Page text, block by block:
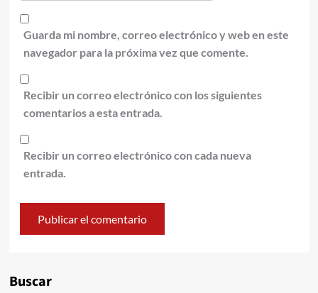
Guarda mi nombre, correo electrónico y web en este
navegador para la próxima vez que comente.
Recibir un correo electrónico con los siguientes
comentarios a esta entrada.
Recibir un correo electrónico con cada nueva
entrada.
Buscar